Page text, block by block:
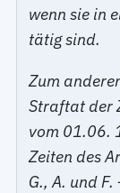
wenn sie in
tätig sind.
Zum
Straftat der
vom 01.06.
Zeiten des
G., A. und